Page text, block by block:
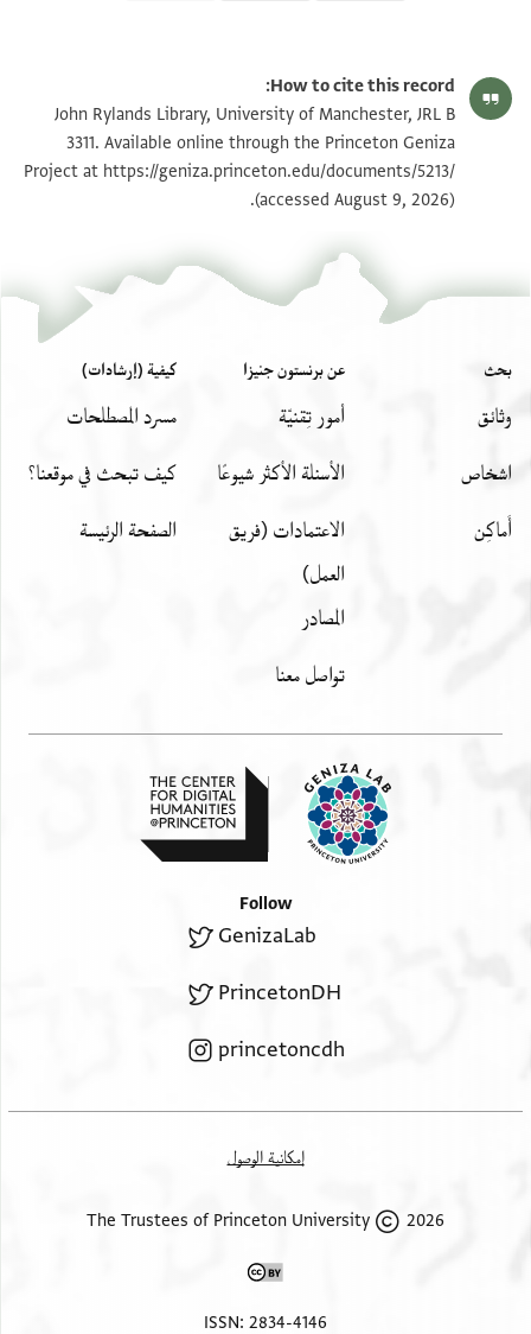
Arnold Franklin's digital edition.
...].מ.
ויעצור הדב[
ומעל כלל עמו ב.[.....] ועתה אחי איש [א]חותי
תן עיניך על אחותי בת עיני ותקנה לה שפחה
מכם אשר ישמיענו בשורות טובות והנה
..]רתי אתכם וכתבתי מכתב איש אחותי הר//ב//
.....] שותפי [ש]מואל לפי שאין אדם
................]חקור מה עשה ואיך
................]ת וכפי זה
.........................]עד
JRL B 3311 1 / 1 leaf, verso
بيان أذونات الصورة
How to cite this record:
John Rylands Library, University of Manchester, JRL B
3311. Available online through the Princeton Geniza
Project athttps://geniza.princeton.edu/documents/5213/
(accessed August 9, 2026).
بحث
وثائق
اشخاص
أَماكِن
عن برنستون جنيزا
أمور تِقنيّة
الأسئلة الأكثر شيوعًا
الاعتمادات (فريق
العمل)
المصادر
تواصل معنا
كيفية (إرشادات)
مسرد المصطلحات
كيف تبحث في موقعنا؟
الصفحة الرئيسة
Follow
GenizaLab
PrincetonDH
princetoncdh
إمكانية الوصول
2026 The Trustees of Princeton University
ISSN: 2834-4146